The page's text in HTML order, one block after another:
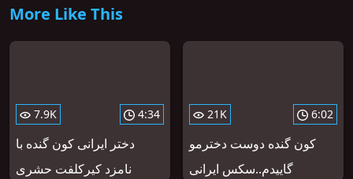
More Like This
7.9K 4:34
دختر ایرانی کون گنده با
نامزد کیرکلفت حشری
21K 6:02
کون گنده دوست دخترمو
گاییدم..سکس ایرانی